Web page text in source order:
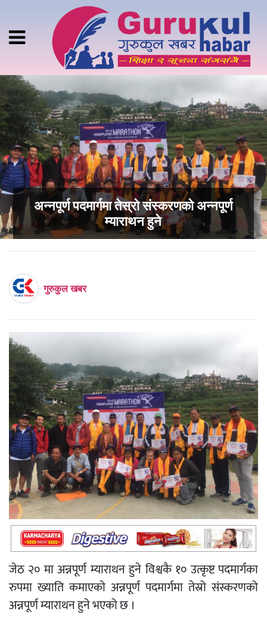
अन्नपूर्ण पदमार्गमा तेस्रो संस्करणको अन्नपूर्ण
म्याराथन हुने
गुरुकुल खबर
जेठ २० मा अन्नपूर्ण म्याराथन हुने विश्वकै १० उत्कृष्ट पदमार्गका
रुपमा ख्याति कमाएको अन्नपूर्ण पदमार्गमा तेस्रो संस्करणको
अन्नपूर्ण म्याराथन हुने भएको छ ।